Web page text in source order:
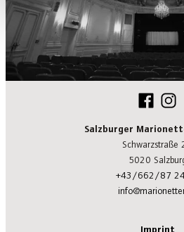
Salzburger
Schwarzstraße
5020
+43/662/87
Imprint